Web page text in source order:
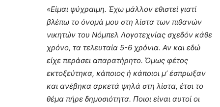
«Είμαι ψύχραιμη. Έχω μάλλον εθιστεί γιατί
βλέπω το όνομά μου στη λίστα των πιθανών
νικητών του Νόμπελ Λογοτεχνίας σχεδόν κάθε
χρόνο, τα τελευταία 5-6 χρόνια. Αν και εδώ
είχε περάσει απαρατήρητο. Όμως φέτος
εκτοξεύτηκα, κάποιος ή κάποιοι μ’ έσπρωξαν
και ανέβηκα αρκετά ψηλά στη λίστα, έτσι το
θέμα πήρε δημοσιότητα. Ποιοι είναι αυτοί οι